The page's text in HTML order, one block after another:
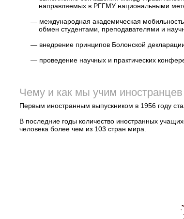
направляемых в РГГМУ национальными
— международная академическая
обмен студентами, преподавателями и
— внедрение принципов Болонской
— проведение научных и практических
Чему и как мы учим иностранцев
Первым иностранным выпускником в 1956 году
В последние годы количество иностранных
человека более чем из 103 стран мира.